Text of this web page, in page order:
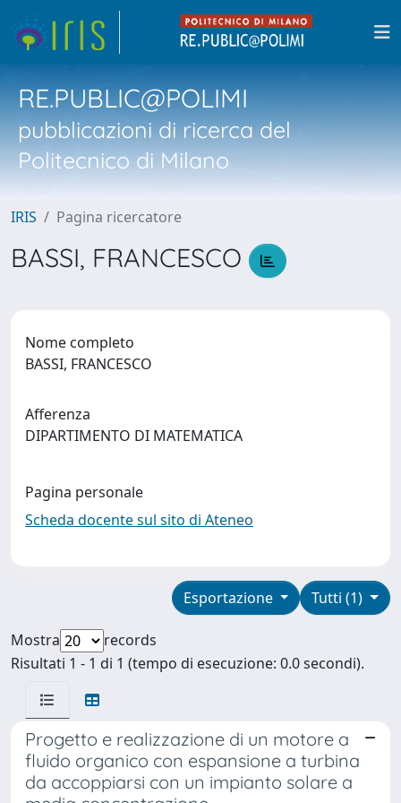
RE.PUBLIC@POLIMI
pubblicazioni di ricerca del
Politecnico di Milano
IRIS Pagina ricercatore
BASSI, FRANCESCO
Nome completo
BASSI, FRANCESCO
Afferenza
DIPARTIMENTO DI MATEMATICA
Pagina personale
Scheda docente sul sito di Ateneo
Tutti (1)
Esportazione
Mostra
records
Risultati 1 - 1 di 1 (tempo di esecuzione: 0.0 secondi).
Progetto e realizzazione di un motore a
fluido organico con espansione a turbina
da accoppiarsi con un impianto solare a